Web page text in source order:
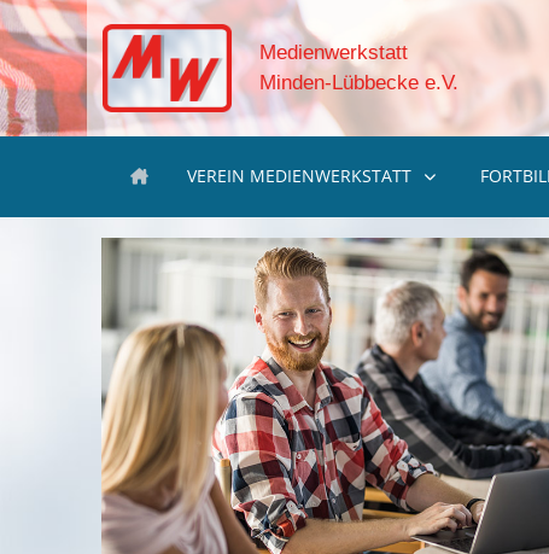
Medienwerkstatt
Minden-Lübbecke e.V.
VEREIN MEDIENWERKSTATT